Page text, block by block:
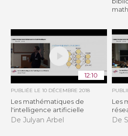
12:10
PUBLIÉE LE10 DÉCEMBRE 2018
Les mathématiques de
l'intelligence artificielle
De Julyan Arbel
Les
De